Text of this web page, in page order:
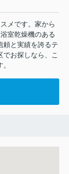
メです。家から
室乾燥機のある
頼と実績を誇るテ
でお探しなら、こ